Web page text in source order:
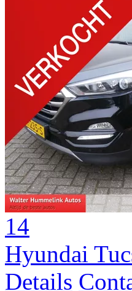
14
Hyundai
Details